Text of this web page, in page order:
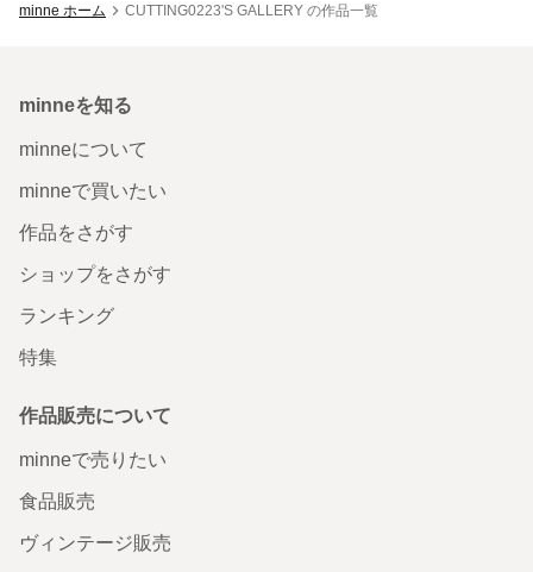
minne ホーム CUTTING0223'S GALLERY の作品一覧
minneを知る
minneについて
minneで買いたい
作品をさがす
ショップをさがす
ランキング
特集
作品販売について
minneで売りたい
食品販売
ヴィンテージ販売